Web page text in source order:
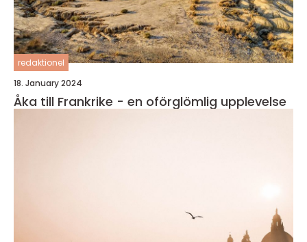
redaktionel
18. January 2024
Åka till Frankrike - en oförglömlig upplevelse